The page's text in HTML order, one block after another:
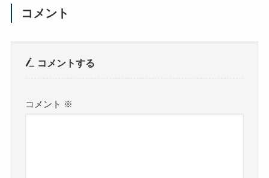
コメント
コメントする
コメント ※